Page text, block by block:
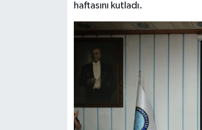
haftasını kutladı.